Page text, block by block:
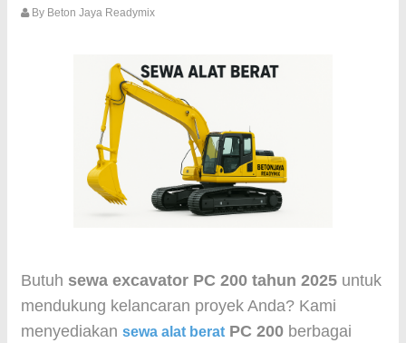
By Beton Jaya Readymix
Butuh sewa excavator PC 200 tahun 2025 untuk
mendukung kelancaran proyek Anda? Kami
menyediakan sewa alat berat PC 200 berbagai